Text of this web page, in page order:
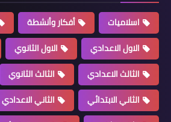
اسلاميات أفكار وأنشطة
الاول الاعدادي
الاول الثانوي
الثالث الاعدادي
الثالث الثانوي
الثاني الابتدائي
الثاني الاعدادي